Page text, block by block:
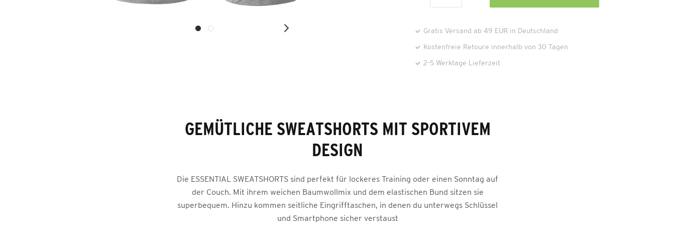
Gratis Versand ab 49 EUR in Deutschland
Kostenfreie Retoure innerhalb von 30 Tagen
2-5 Werktage Lieferzeit
GEMÜTLICHE SWEATSHORTS MIT SPORTIVEM
DESIGN
Die ESSENTIAL SWEATSHORTS sind perfekt für lockeres Training oder einen Sonntag auf
der Couch. Mit ihrem weichen Baumwollmix und dem elastischen Bund sitzen sie
superbequem. Hinzu kommen seitliche Eingrifftaschen, in denen du unterwegs Schlüssel
und Smartphone sicher verstaust